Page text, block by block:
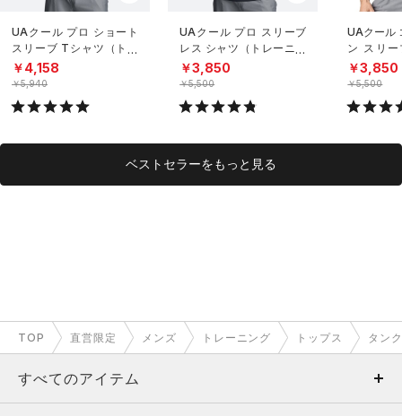
UAクール プロ ショート
スリーブ Tシャツ（トレ
ーニング/MEN）
￥4,158
￥5,940
UAクール プロ スリーブ
レス シャツ（トレーニン
グ/MEN）
￥3,850
￥5,500
UAクール
ン スリ
（トレー
￥3,850
￥5,500
ベストセラーをもっと見る
TOP 直営限定 メンズ トレーニング トップス タン
すべてのアイテム